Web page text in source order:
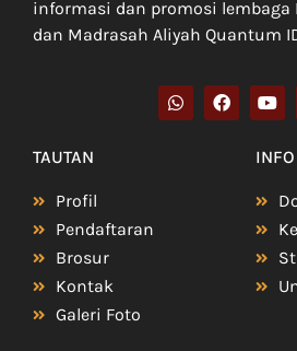
informasi dan promosi lembaga
dan Madrasah Aliyah Quantum
TAUTAN
Profil
Pendaftaran
Brosur
Kontak
Galeri Foto
INFO